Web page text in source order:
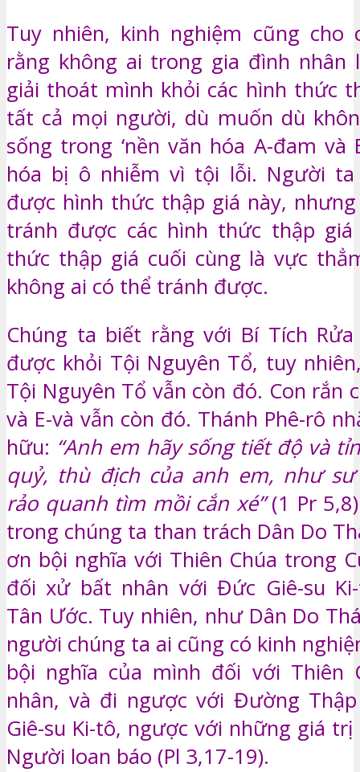
Tuy nhiên, kinh nghiệm cũng cho
rằng không ai trong gia đình nhân
giải thoát mình khỏi các hình thức
tất cả mọi người, dù muốn dù
sống trong ‘nền văn hóa A-đam và
hóa bị ô nhiễm vì tội lỗi. Người
được hình thức thập giá này,
tránh được các hình thức thập giá
thức thập giá cuối cùng là vực
không ai có thể tránh được.
Chúng ta biết rằng với Bí Tích
được khỏi Tội Nguyên Tổ, tuy
Tội Nguyên Tổ vẫn còn đó. Con rắn
và E-và vẫn còn đó. Thánh Phê-rô
hữu: “Anh em hãy sống tiết độ và
quỷ, thù địch của anh em, như
rảo quanh tìm mồi cắn xé”(1 Pr
trong chúng ta than trách Dân Do
ơn bội nghĩa với Thiên Chúa trong
đối xử bất nhân với Đức Giê-su
Tân Ước. Tuy nhiên, như Dân Do
người chúng ta ai cũng có kinh
bội nghĩa của mình đối với Thiên
nhân, và đi ngược với Đường
Giê-su Ki-tô, ngược với những giá
Người loan báo (Pl 3,17-19).